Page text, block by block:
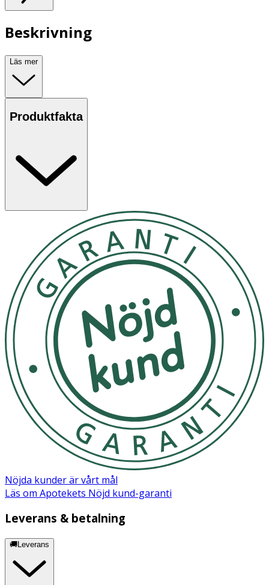
Beskrivning
Läs mer
Produktfakta
Nöjda kunder är vårt mål
Läs om Apotekets Nöjd kund-garanti
Leverans & betalning
🚚Leverans